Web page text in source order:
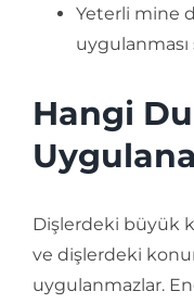
Yeterli mine
uygulanması
Hangi
Dişlerdeki büyük
ve dişlerdeki
uygulanmazlar.